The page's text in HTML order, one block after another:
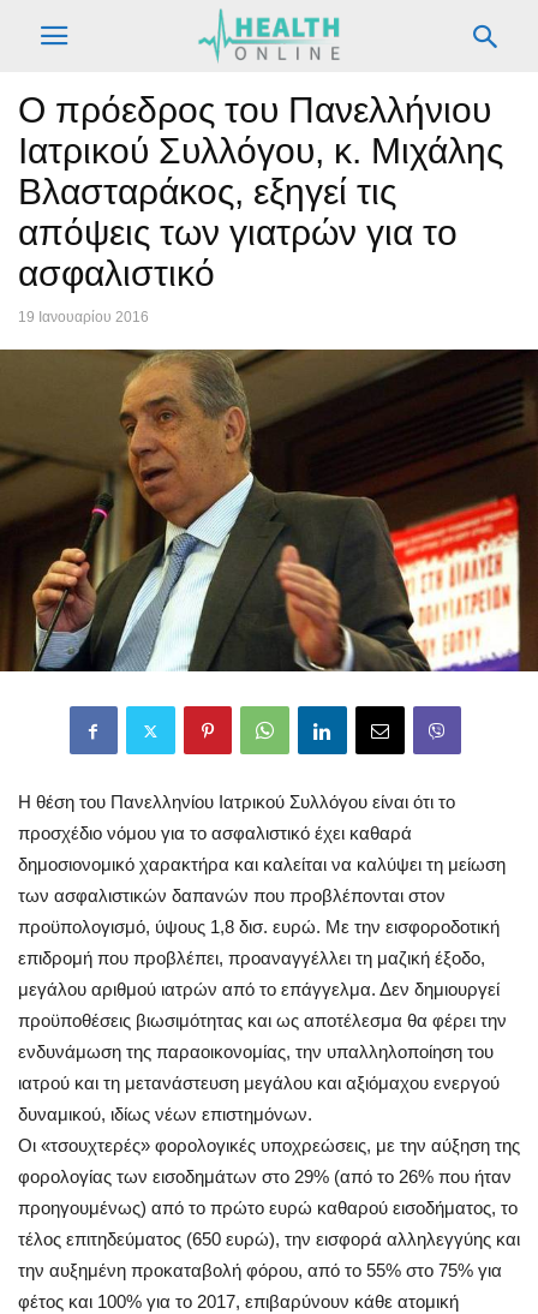
Ο πρόεδρος του Πανελλήνιου
Ιατρικού Συλλόγου, κ. Μιχάλης
Βλασταράκος, εξηγεί τις
απόψεις των γιατρών για το
ασφαλιστικό
19 Ιανουαρίου 2016
Η θέση του Πανελληνίου Ιατρικού Συλλόγου είναι ότι το
προσχέδιο νόμου για το ασφαλιστικό έχει καθαρά
δημοσιονομικό χαρακτήρα και καλείται να καλύψει τη μείωση
των ασφαλιστικών δαπανών που προβλέπονται στον
προϋπολογισμό, ύψους 1,8 δισ. ευρώ. Με την εισφοροδοτική
επιδρομή που προβλέπει, προαναγγέλλει τη μαζική έξοδο,
μεγάλου αριθμού ιατρών από το επάγγελμα. Δεν δημιουργεί
προϋποθέσεις βιωσιμότητας και ως αποτέλεσμα θα φέρει την
ενδυνάμωση της παραοικονομίας, την υπαλληλοποίηση του
ιατρού και τη μετανάστευση μεγάλου και αξιόμαχου ενεργού
δυναμικού, ιδίως νέων επιστημόνων.
Οι «τσουχτερές» φορολογικές υποχρεώσεις, με την αύξηση της
φορολογίας των εισοδημάτων στο 29% (από το 26% που ήταν
προηγουμένως) από το πρώτο ευρώ καθαρού εισοδήματος, το
τέλος επιτηδεύματος (650 ευρώ), την εισφορά αλληλεγγύης και
την αυξημένη προκαταβολή φόρου, από το 55% στο 75% για
φέτος και 100% για το 2017, επιβαρύνουν κάθε ατομική